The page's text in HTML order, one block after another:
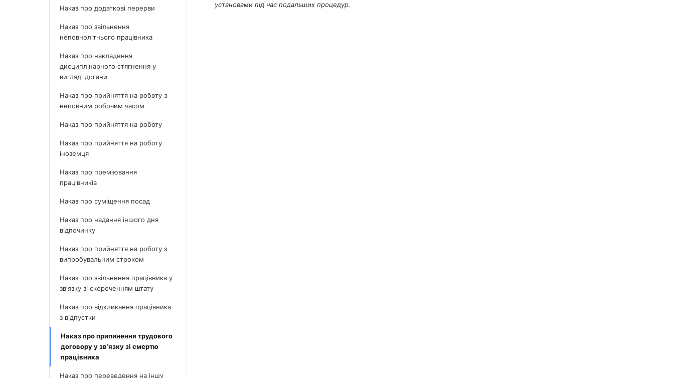
Наказ про додаткові перерви
Наказ про звільнення
неповнолітнього працівника
Наказ про накладення
дисциплінарного стягнення у
вигляді догани
Наказ про прийняття на роботу з
неповним робочим часом
Наказ про прийняття на роботу
Наказ про прийняття на роботу
іноземця
Наказ про преміювання
працівників
Наказ про суміщення посад
Наказ про надання іншого дня
відпочинку
Наказ про прийняття на роботу з
випробувальним строком
Наказ про звільнення працівника у
звʼязку зі скороченням штату
Наказ про відкликання працівника
з відпустки
Наказ про припинення трудового
договору у зв’язку зі смертю
працівника
Наказ про переведення на іншу
установами під час подальших процедур.